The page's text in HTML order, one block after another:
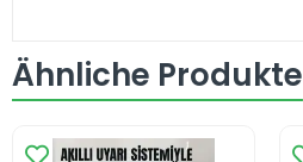
Ähnliche Produkte